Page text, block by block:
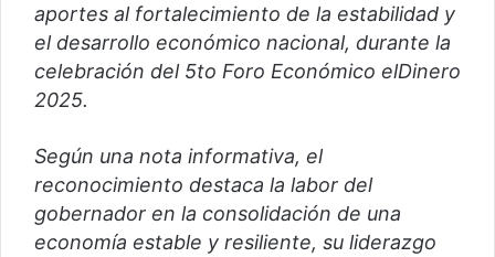
o
e
c
t
ó
aportes al fortalecimiento de la estabilidad y
el desarrollo económico nacional, durante la
celebración del 5to Foro Económico elDinero
2025.
Según una nota informativa, el
reconocimiento destaca la labor del
gobernador en la consolidación de una
economía estable y resiliente, su liderazgo